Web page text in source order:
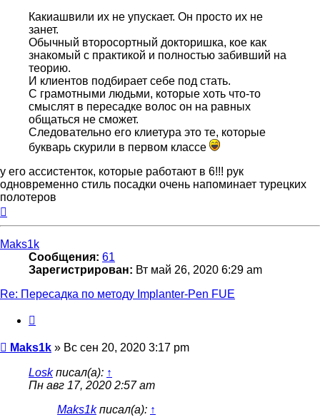
Какиашвили их не упускает. Он просто их не
занет.
Обычный второсортный докторишка, кое как
знакомый с практикой и полностью забивший на
теорию.
И клиентов подбирает себе под стать.
С грамотными людьми, которые хоть что-то
смыслят в пересадке волос он на равных
общаться не сможет.
Следовательно его клиетура это те, которые
букварь скурили в первом классе
у его ассистенток, которые работают в 6!!! рук
одновременно стиль посадки очень напоминает турецких
полотеров
Maks1k
Сообщения: 61
Зарегистрирован: Вт май 26, 2020 6:29 am
Re: Пересадка по методу Implanter-Pen FUE
Сообщение
Maks1k » Вс сен 20, 2020 3:17 pm
Loskписал(а): ↑
Пн авг 17, 2020 2:57 am
Maks1kписал(а): ↑